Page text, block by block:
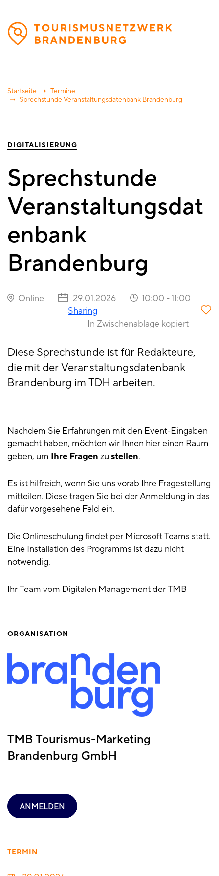
Direkt
zum
Inhalt
Startseite
Termine
Sprechstunde Veranstaltungsdatenbank Brandenburg
DIGITALISIERUNG
Sprechstunde
Veranstaltungsdat
enbank
Brandenburg
Online 29.01.2026 10:00 -11:00
Sharing
In Zwischenablage kopiert
Diese Sprechstunde ist für Redakteure,
die mit der Veranstaltungsdatenbank
Brandenburg im TDH arbeiten.
Nachdem Sie Erfahrungen mit den Event-Eingaben
gemacht haben, möchten wir Ihnen hier einen Raum
geben, um Ihre Fragen zu stellen.
Es ist hilfreich, wenn Sie uns vorab Ihre Fragestellung
mitteilen. Diese tragen Sie bei der Anmeldung in das
dafür vorgesehene Feld ein.
Die Onlineschulung findet per Microsoft Teams statt.
Eine Installation des Programms ist dazu nicht
notwendig.
Ihr Team vom Digitalen Management der TMB
ORGANISATION
TMB Tourismus-Marketing
Brandenburg GmbH
ANMELDEN
TERMIN